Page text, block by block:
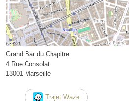
Grand Bar du Chapitre
4 Rue Consolat
13001 Marseille
Trajet Waze